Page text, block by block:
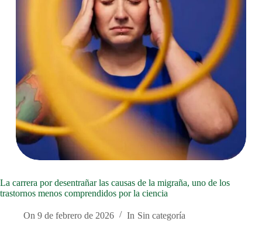
La carrera por desentrañar las causas de la migraña, uno de los
trastornos menos comprendidos por la ciencia
On 9 de febrero de 2026 In Sin categoría